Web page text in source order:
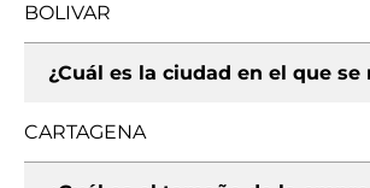
BOLIVAR
¿Cuál es la ciudad en el que se
CARTAGENA